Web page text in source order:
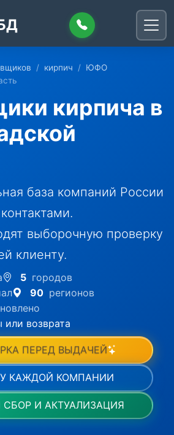
кирпич
ЮФО
кирпича в
база компаний России
выборочную проверку
клиенту.
5 городов
90 регионов
или возврата
ПЕРЕД ВЫДАЧЕЙ
КАЖДОЙ КОМПАНИИ
И АКТУАЛИЗАЦИЯ